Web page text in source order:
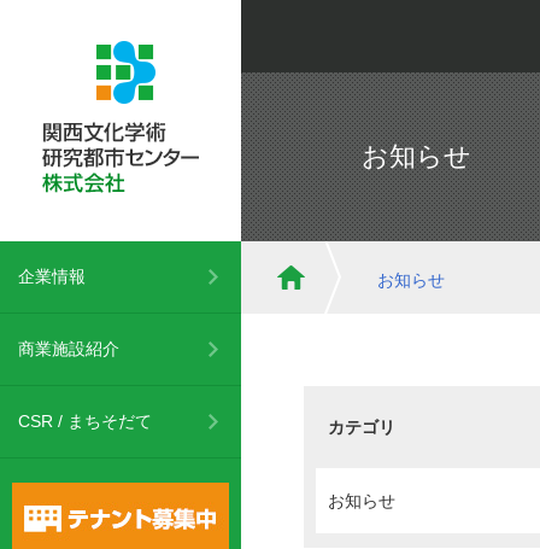
お知らせ
お知らせ
カテゴリ
お知らせ
企業情報
商業施設紹介
CSR / まちそだて